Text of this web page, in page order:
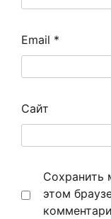
Email *
Сайт
Сохранить
этом